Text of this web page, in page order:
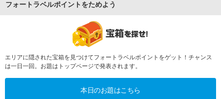
フォートラベルポイントをためよう
エリアに隠された宝箱を見つけてフォートラベルポイントをゲット！チャンス
は一日一回。お題はトップページで発表されます。
本日のお題はこちら